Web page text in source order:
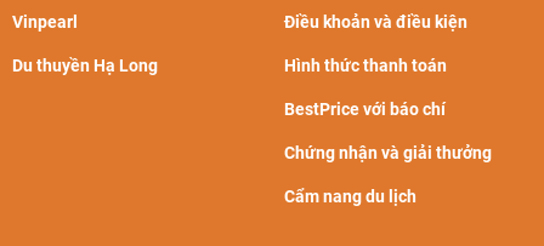
Vinpearl
Du thuyền Hạ Long
Điều khoản và điều kiện
Hình thức thanh toán
BestPrice với báo chí
Chứng nhận và giải thưởng
Cẩm nang du lịch